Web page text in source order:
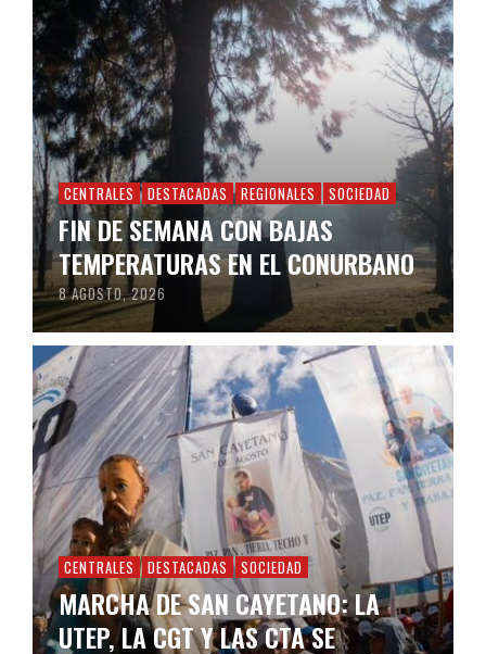
CENTRALES DESTACADAS REGIONALES SOCIEDAD
FIN DE SEMANA CON BAJAS
TEMPERATURAS EN EL CONURBANO
8 AGOSTO, 2026
CENTRALES DESTACADAS SOCIEDAD
MARCHA DE SAN CAYETANO: LA
UTEP, LA CGT Y LAS CTA SE